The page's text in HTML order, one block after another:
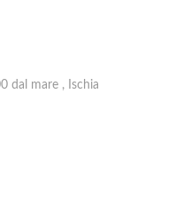
dal mare , Ischia